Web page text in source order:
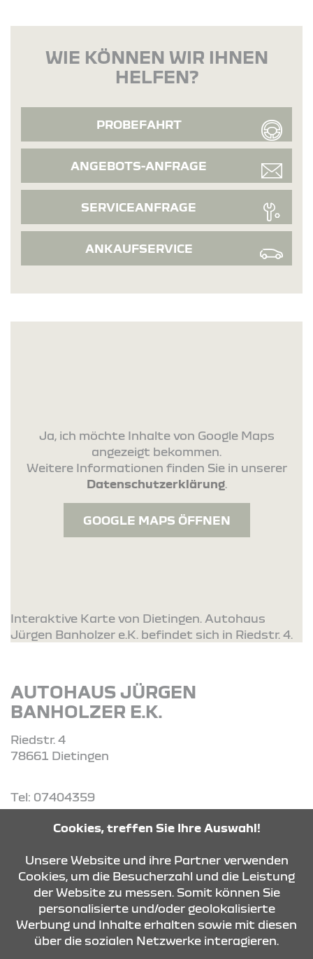
WIE KÖNNEN WIR IHNEN
HELFEN?
PROBEFAHRT
ANGEBOTS-ANFRAGE
SERVICEANFRAGE
ANKAUFSERVICE
Ja, ich möchte Inhalte von Google Maps
angezeigt bekommen.
Weitere Informationen finden Sie in unserer
Datenschutzerklärung.
GOOGLE MAPS ÖFFNEN
Interaktive Karte von Dietingen. Autohaus
Jürgen Banholzer e.K. befindet sich in Riedstr. 4.
AUTOHAUS JÜRGEN
BANHOLZER E.K.
Riedstr. 4
78661 Dietingen
Tel: 07404359
ANFRAGE SENDEN
Cookies, treffen Sie Ihre Auswahl!
Unsere Website und ihre Partner verwenden
Cookies, um die Besucherzahl und die Leistung
der Website zu messen. Somit können Sie
personalisierte und/oder geolokalisierte
Werbung und Inhalte erhalten sowie mit diesen
über die sozialen Netzwerke interagieren.